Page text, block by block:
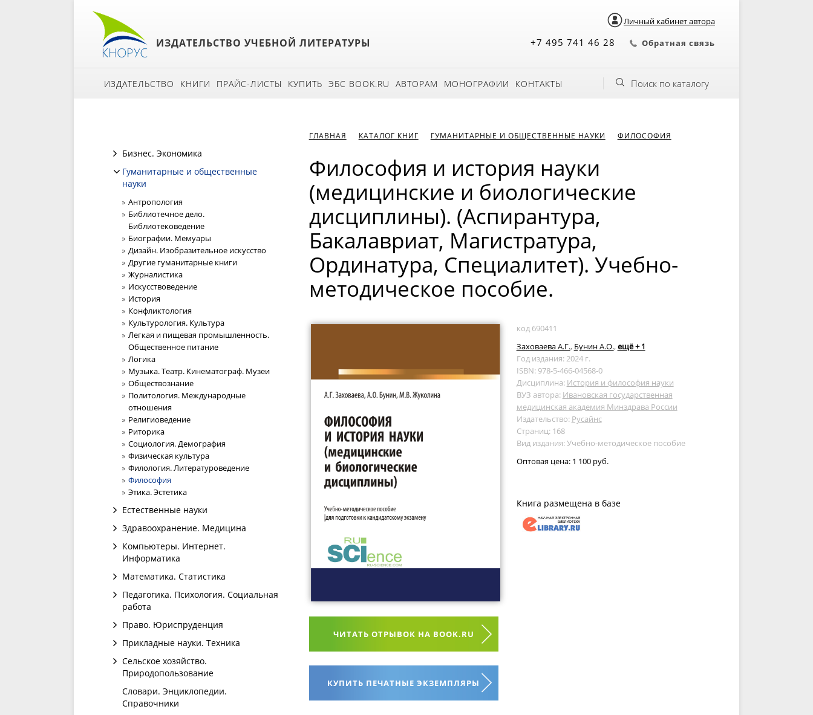
Личный кабинет автора
ИЗДАТЕЛЬСТВО УЧЕБНОЙ ЛИТЕРАТУРЫ +7 495 741 46 28 Обратная связь
ИЗДАТЕЛЬСТВО КНИГИ ПРАЙС-ЛИСТЫ КУПИТЬ ЭБС BOOK.RU АВТОРАМ МОНОГРАФИИ КОНТАКТЫ Поиск по каталогу
Бизнес. Экономика
Гуманитарные и общественные
науки
Антропология
Библиотечное дело.
Библиотековедение
Биографии. Мемуары
Дизайн. Изобразительное искусство
Другие гуманитарные книги
Журналистика
Искусствоведение
История
Конфликтология
Культурология. Культура
Легкая и пищевая промышленность.
Общественное питание
Логика
Музыка. Театр. Кинематограф. Музеи
Обществознание
Политология. Международные
отношения
Религиоведение
Риторика
Социология. Демография
Физическая культура
Филология. Литературоведение
Философия
Этика. Эстетика
Естественные науки
Здравоохранение. Медицина
Компьютеры. Интернет.
Информатика
Математика. Статистика
Педагогика. Психология. Социальная
работа
Право. Юриспруденция
Прикладные науки. Техника
Сельское хозяйство.
Природопользование
Словари. Энциклопедии.
Справочники
ГЛАВНАЯ КАТАЛОГ КНИГ ГУМАНИТАРНЫЕ И ОБЩЕСТВЕННЫЕ НАУКИ ФИЛОСОФИЯ
Философия и история науки
(медицинские и биологические
дисциплины). (Аспирантура,
Бакалавриат, Магистратура,
Ординатура, Специалитет). Учебно-
методическое пособие.
ЧИТАТЬ ОТРЫВОК НА BOOK.RU
КУПИТЬ ПЕЧАТНЫЕ ЭКЗЕМПЛЯРЫ
код 690411
Заховаева А.Г., Бунин А.О., ещё + 1
Год издания: 2024 г.
ISBN: 978-5-466-04568-0
Дисциплина: История и философия науки
ВУЗ автора: Ивановская государственная
медицинская академия Минздрава России
Издательство: Русайнс
Страниц: 168
Вид издания: Учебно-методическое пособие
Оптовая цена: 1 100 руб.
Книга размещена в базе